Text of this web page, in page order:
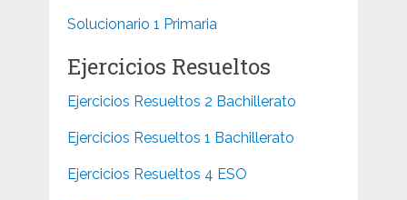
Solucionario 1 Primaria
Ejercicios Resueltos
Ejercicios Resueltos 2 Bachillerato
Ejercicios Resueltos 1 Bachillerato
Ejercicios Resueltos 4 ESO